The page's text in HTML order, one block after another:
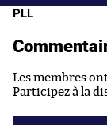
PLL
Les membres
Participez à la